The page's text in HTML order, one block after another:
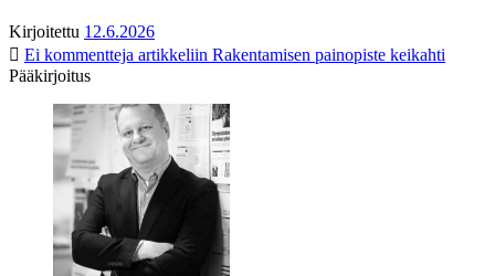
Kirjoitettu 12.6.2026
Ei kommentteja artikkeliin Rakentamisen painopiste keikahti
Pääkirjoitus